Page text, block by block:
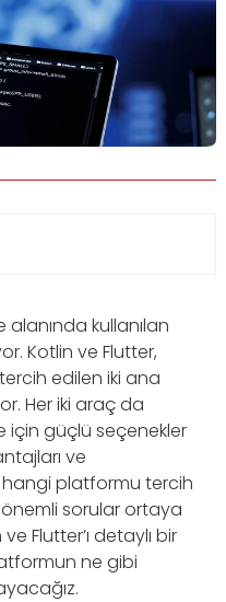
kullanılan
Kotlin ve Flutter,
edilen iki ana
Her iki araç da
için güçlü seçenekler
ve
hangi platformu tercih
sorular ortaya
Flutter’ı detaylı bir
ne gibi